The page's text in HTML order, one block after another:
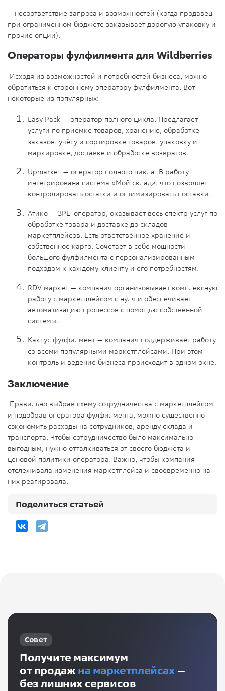
– несоответствие запроса и возможностей (когда продавец
при ограниченном бюджете заказывает дорогую упаковку и
прочие опции).
Операторы фулфилмента для Wildberries
Исходя из возможностей и потребностей бизнеса, можно
обратиться к стороннему оператору фулфилмента. Вот
некоторые из популярных:
Easy Pack — оператор полного цикла. Предлагает
услуги по приёмке товаров, хранению, обработке
заказов, учёту и сортировке товаров, упаковку и
маркировке, доставке и обработке возвратов.
Upmarket — оператор полного цикла. В работу
интегрирована система «Мой склад», что позволяет
контролировать остатки и оптимизировать поставки.
Атико — 3PL-оператор, оказывает весь спектр услуг по
обработке товара и доставке до складов
маркетплейсов. Есть ответственное хранение и
собственное карго. Сочетает в себе мощности
большого фулфилмента с персонализированным
подходом к каждому клиенту и его потребностям.
RDV маркет — компания организовывает комплексную
работу с маркетплейсом с нуля и обеспечивает
автоматизацию процессов с помощью собственной
системы.
Кактус фулфилмент — компания поддерживает работу
со всеми популярными маркетплейсами. При этом
контроль и ведение бизнеса происходит в одном окне.
Заключение
Правильно выбрав схему сотрудничества с маркетплейсом
и подобрав оператора фулфилмента, можно существенно
сэкономить расходы на сотрудников, аренду склада и
транспорта. Чтобы сотрудничество было максимально
выгодным, нужно отталкиваться от своего бюджета и
ценовой политики оператора. Важно, чтобы компания
отслеживала изменения маркетплейса и своевременно на
них реагировала.
Поделиться статьей
Совет
Получите максимум
от продаж на маркетплейсах—
без лишних сервисов